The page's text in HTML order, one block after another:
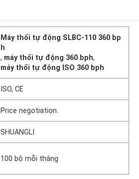
Máy thổi tự động SLBC-110 360 bp
h
, máy thổi tự động 360 bph,
máy thổi tự động ISO 360 bph
ISO, CE
Price negotiation.
SHUANGLI
100 bộ mỗi tháng